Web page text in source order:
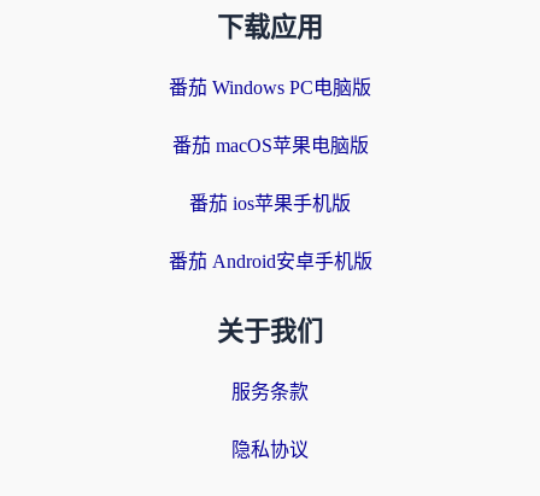
下载应用
番茄 Windows PC电脑版
番茄 macOS苹果电脑版
番茄 ios苹果手机版
番茄 Android安卓手机版
关于我们
服务条款
隐私协议